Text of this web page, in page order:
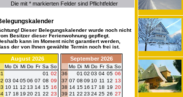
Die mit * markierten Felder sind Pflichtfelder
Dieser Belegungskalender wurde noch nicht
Besitzer dieser Ferienwohnung gepflegt.
kann im Moment nicht garantiert werden,
der von Ihnen gewählte Termin noch frei ist.
August 2026
Mo Di Mi Do Fr Sa So
01 02
03 04 05 06 07 08 09
10 11 12 13 14 15 16
17 18 19 20 21 22 23
September 2026
Mo Di Mi Do Fr Sa So
36
01 02 03 04 05 06
37 07 08 09 10 11 12 13
38 14 15 16 17 18 19 20
39 21 22 23 24 25 26 27